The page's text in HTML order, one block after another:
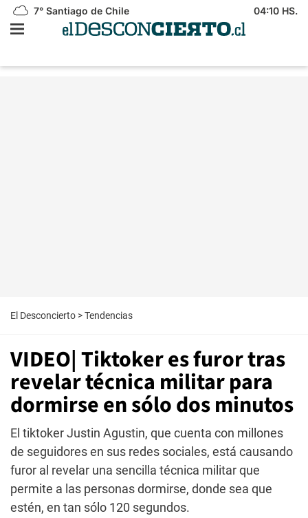
7° Santiago de Chile 04:10 HS.
El Desconcierto >Tendencias
VIDEO| Tiktoker es furor tras
revelar técnica militar para
dormirse en sólo dos minutos
El tiktoker Justin Agustin, que cuenta con millones
de seguidores en sus redes sociales, está causando
furor al revelar una sencilla técnica militar que
permite a las personas dormirse, donde sea que
estén, en tan sólo 120 segundos.